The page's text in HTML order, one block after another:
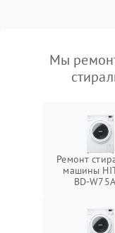
Мы
Ремонт
машины
BD-